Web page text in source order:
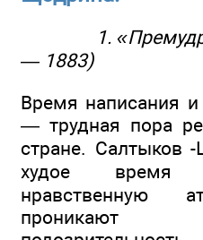
1.
— 1883)
Время написания и
— трудная пора
стране. Салтыков
худое время
нравственную
проникают